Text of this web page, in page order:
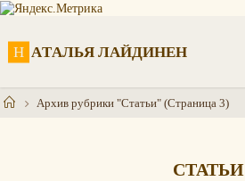
Перейти
Н АТАЛЬЯ ЛАЙДИНЕН
ГлавнаяАрхив рубрики "Статьи" (Страница 3)
СТАТЬИ